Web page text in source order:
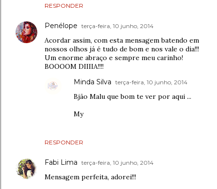
RESPONDER
Penélope terça-feira, 10 junho, 2014
Acordar assim, com esta mensagem batendo em
nossos olhos já é tudo de bom e nos vale o dia!!!
Um enorme abraço e sempre meu carinho!
BOOOOM DIIIIA!!!!
RESPONDER
Minda Silva terça-feira, 10 junho, 2014
Bjão Malu que bom te ver por aqui ...
My
Fabi Lima terça-feira, 10 junho, 2014
Mensagem perfeita, adorei!!!